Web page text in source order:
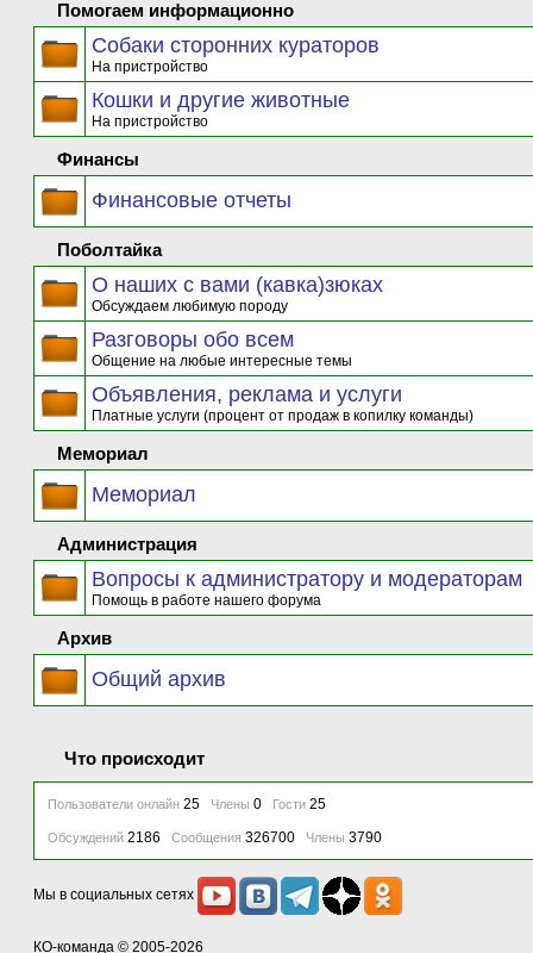
Помогаем информационно
Собаки сторонних кураторов
На пристройство
Кошки и другие животные
На пристройство
Финансы
Финансовые отчеты
Поболтайка
О наших с вами (кавка)зюках
Обсуждаем любимую породу
Разговоры обо всем
Общение на любые интересные темы
Объявления, реклама и услуги
Платные услуги (процент от продаж в копилку команды)
Мемориал
Мемориал
Администрация
Вопросы к администратору и модераторам
Помощь в работе нашего форума
Архив
Общий архив
Что происходит
Пользователи онлайн 25 Члены 0 Гости 25
Обсуждений 2186 Сообщения 326700 Члены 3790
Мы в социальных сетях
КО-команда © 2005-2026